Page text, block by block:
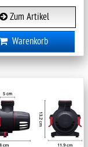
Zum Artikel
Warenkorb